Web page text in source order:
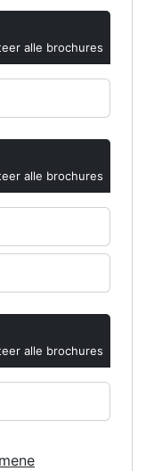
alle brochures
alle brochures
alle brochures